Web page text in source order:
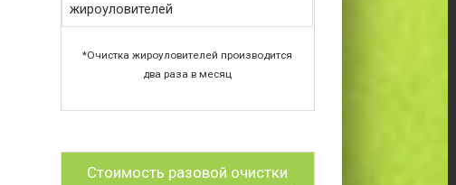
жироуловителей
*Очистка жироуловителей производится
два раза в месяц
Стоимость разовой очистки